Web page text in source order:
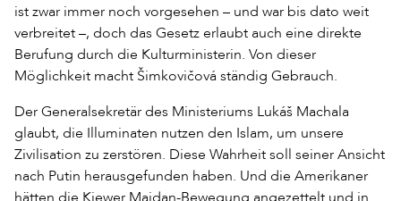
ist zwar immer noch vorgesehen – und war bis dato weit
verbreitet –, doch das Gesetz erlaubt auch eine direkte
Berufung durch die Kulturministerin. Von dieser
Möglichkeit macht Šimkovičová ständig Gebrauch.
Der Generalsekretär des Ministeriums Lukáš Machala
glaubt, die Illuminaten nutzen den Islam, um unsere
Zivilisation zu zerstören. Diese Wahrheit soll seiner Ansicht
nach Putin herausgefunden haben. Und die Amerikaner
hätten die Kiewer Maidan-Bewegung angezettelt und in